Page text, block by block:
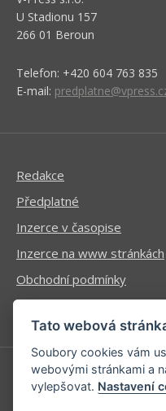
U Stadionu 157
266 01 Beroun
Telefon: +420 604 763 835
E-mail:
Redakce
Předplatné
Inzerce v časopise
Inzerce na www stránkách
Obchodní podmínky
Ochrana osobních údajů
Příhlášení | Registrace
Tato webová
Soubory cookies vám
webovými stránkami a
vylepšovat. Nastavení